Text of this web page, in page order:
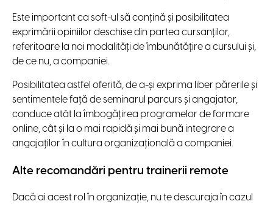
Este important ca soft-ul să conțină și posibilitatea
exprimării opiniilor deschise din partea cursanților,
referitoare la noi modalități de îmbunătățire a cursului și,
de ce nu, a companiei.
Posibilitatea astfel oferită, de a-și exprima liber părerile și
sentimentele față de seminarul parcurs și angajator,
conduce atât la îmbogățirea programelor de formare
online, cât și la o mai rapidă și mai bună integrare a
angajaților în cultura organizațională a companiei.
Alte recomandări pentru trainerii remote
Dacă ai acest rol în organizație, nu te descuraja în cazul